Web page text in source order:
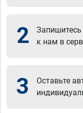
2
к нам в
3
Оставьте